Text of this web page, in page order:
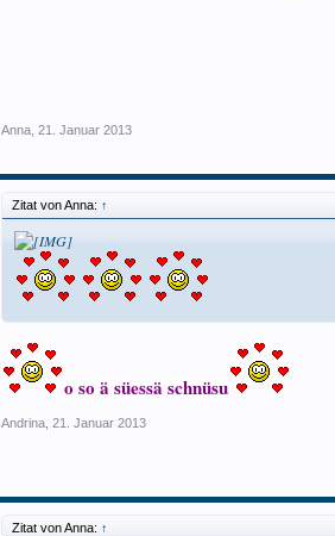
Anna 21. Januar 2013
Zitat von Anna: ↑
o so ä süessä schnüsu
Andrina 21. Januar 2013
Zitat von Anna: ↑